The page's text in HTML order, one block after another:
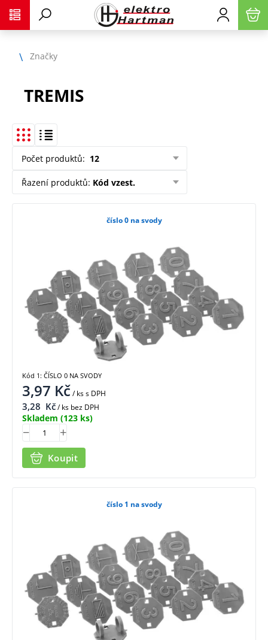
Značky
TREMIS
Počet produktů: 12
Řazení produktů: Kód vzest.
číslo 0 na svody
3,97 Kč/ kss DPH
3,28 Kč/ ks bez DPH
Skladem (123 ks)
Koupit
Kód 1: ČÍSLO 0 NA SVODY
číslo 1 na svody